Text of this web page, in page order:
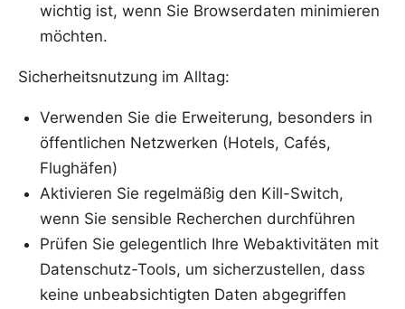
wichtig ist, wenn Sie Browserdaten minimieren
möchten.
Sicherheitsnutzung im Alltag:
Verwenden Sie die Erweiterung, besonders in
öffentlichen Netzwerken (Hotels, Cafés,
Flughäfen)
Aktivieren Sie regelmäßig den Kill-Switch,
wenn Sie sensible Recherchen durchführen
Prüfen Sie gelegentlich Ihre Webaktivitäten mit
Datenschutz-Tools, um sicherzustellen, dass
keine unbeabsichtigten Daten abgegriffen